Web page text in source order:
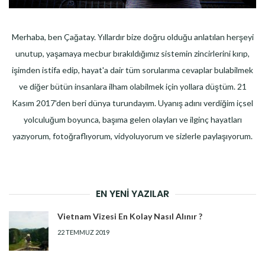
Merhaba, ben Çağatay. Yıllardır bize doğru olduğu anlatılan herşeyi
unutup, yaşamaya mecbur bırakıldığımız sistemin zincirlerini kırıp,
işimden istifa edip, hayat'a dair tüm sorularıma cevaplar bulabilmek
ve diğer bütün insanlara ilham olabilmek için yollara düştüm. 21
Kasım 2017'den beri dünya turundayım. Uyanış adını verdiğim içsel
yolculuğum boyunca, başıma gelen olayları ve ilginç hayatları
yazıyorum, fotoğraflıyorum, vidyoluyorum ve sizlerle paylaşıyorum.
EN YENI YAZILAR
Vietnam Vizesi En Kolay Nasıl Alınır ?
22 TEMMUZ 2019